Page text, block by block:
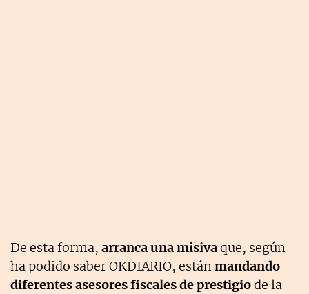
De esta forma, arranca una misivaque, según
ha podido saber OKDIARIO, estánmandando
diferentes asesores fiscales de prestigiode la